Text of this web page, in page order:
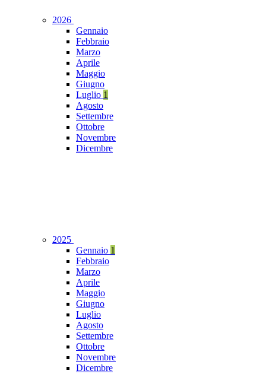
2026
Gennaio
Febbraio
Marzo
Aprile
Maggio
Giugno
Luglio 1
Agosto
Settembre
Ottobre
Novembre
Dicembre
2025
Gennaio 1
Febbraio
Marzo
Aprile
Maggio
Giugno
Luglio
Agosto
Settembre
Ottobre
Novembre
Dicembre